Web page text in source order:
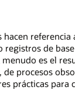
referencia
registros de
es el
procesos
prácticas para